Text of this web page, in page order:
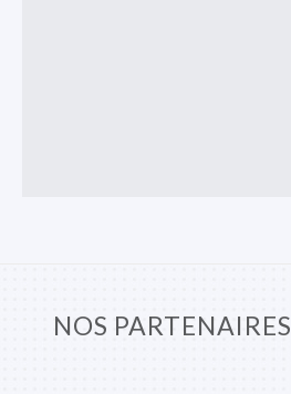
NOS PARTENAIRES